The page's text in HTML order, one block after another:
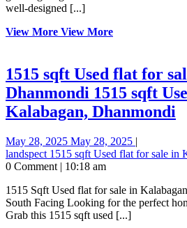
well-designed [...]
View More View More
1515 sqft Used flat for
Dhanmondi 1515 sqft
Kalabagan, Dhanmondi
May 28, 2025 May 28, 2025 |
landspect 1515 sqft Used flat for sale in
0 Comment | 10:18 am
1515 Sqft Used flat for sale in Kalabagan, Dhanmondi | 4th Floor |
South Facing Looking for the perfect
Grab this 1515 sqft used [...]